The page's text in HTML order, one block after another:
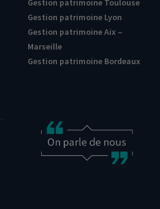
Gestion patrimoine Toulouse
Gestion patrimoine Lyon
Gestion patrimoine Aix –
Marseille
Gestion patrimoine Bordeaux